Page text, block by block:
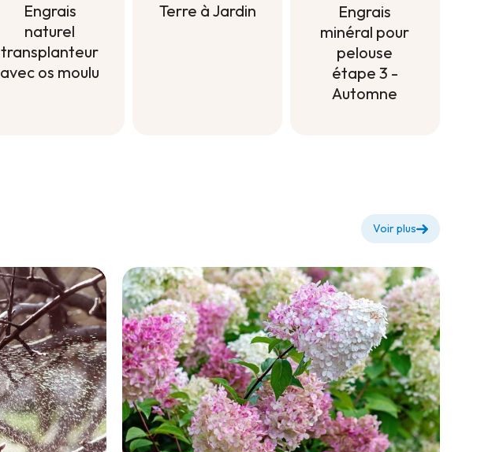
Engrais
naturel
transplanteur
avec os moulu
Terre à Jardin
Engrais
minéral pour
pelouse
étape 3 -
Automne
Voir plus